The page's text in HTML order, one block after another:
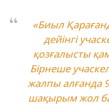
«Биыл
дейінгі
қозғалысты
Бірнеше
жалпы алғанда
шақырым жол